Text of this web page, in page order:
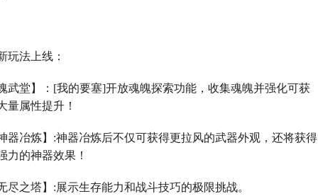
玩法上线：
武堂】： [我的要塞]开放魂魄探索功能，收集魂魄并强化可获
量属性提升！
器冶炼】 :神器冶炼后不仅可获得更拉风的武器外观，还将获得
力的神器效果！
尽之塔】 :展示生存能力和战斗技巧的极限挑战。